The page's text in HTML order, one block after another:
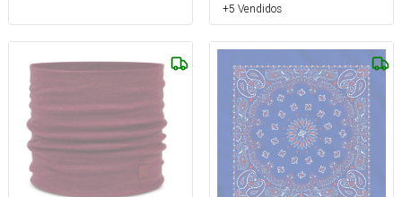
+5 Vendidos